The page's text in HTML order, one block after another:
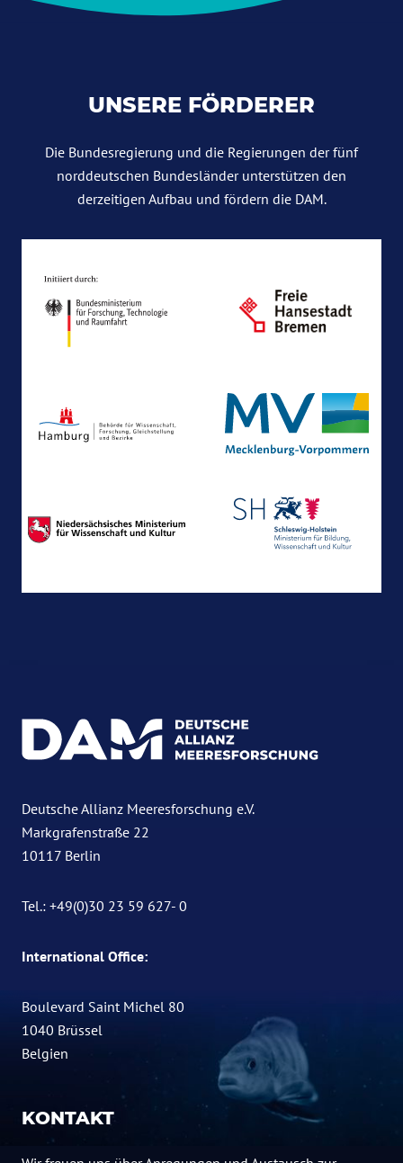
UNSERE FÖRDERER
Die Bundesregierung und die Regierungen der fünf
norddeutschen Bundesländer unterstützen den
derzeitigen Aufbau und fördern die DAM.
Deutsche Allianz Meeresforschung e.V.
Markgrafenstraße 22
10117 Berlin
Tel.: +49(0)30 23 59 627- 0
International Office:
Boulevard Saint Michel 80
1040 Brüssel
Belgien
KONTAKT